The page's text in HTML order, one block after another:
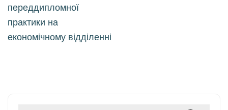
переддипломної
практики на
економічному відділенні